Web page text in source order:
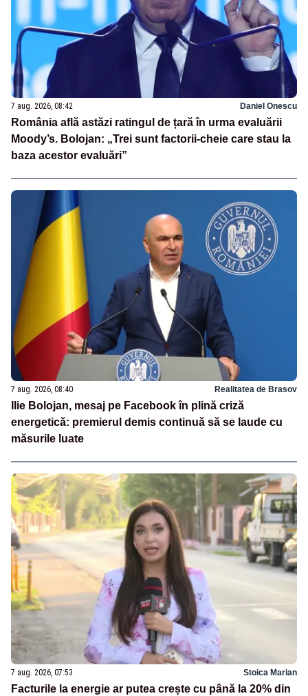
7 aug. 2026, 08:42 Daniel Onescu
România află astăzi ratingul de țară în urma evaluării
Moody’s. Bolojan: „Trei sunt factorii-cheie care stau la
baza acestor evaluări”
7 aug. 2026, 08:40 Realitatea de Brasov
Ilie Bolojan, mesaj pe Facebook în plină criză
energetică: premierul demis continuă să se laude cu
măsurile luate
7 aug. 2026, 07:53 Stoica Marian
Facturile la energie ar putea crește cu până la 20% din